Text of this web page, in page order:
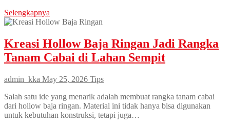
Selengkapnya
Kreasi Hollow Baja Ringan Jadi Rangka
Tanam Cabai di Lahan Sempit
admin_kka May 25, 2026 Tips
Salah satu ide yang menarik adalah membuat rangka tanam cabai
dari hollow baja ringan. Material ini tidak hanya bisa digunakan
untuk kebutuhan konstruksi, tetapi juga…